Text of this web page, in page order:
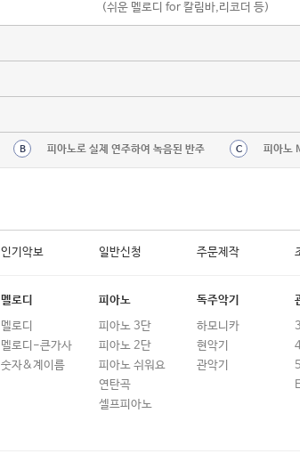
(쉬운 멜로디 for 칼림바,리코더 등)
B 피아노로 실제 연주하여 녹음된 반주 C 피아노
인기악보 일반신청 주문제작
멜로디
멜로디
멜로디-큰가사
숫자&계이름
피아노
피아노 3단
피아노 2단
피아노 쉬워요
연탄곡
셀프피아노
독주악기
하모니카
현악기
관악기